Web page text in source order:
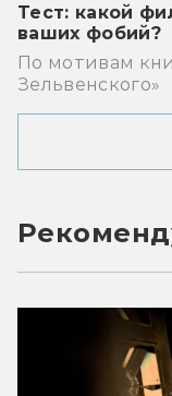
Тест: какой
ваших фобий?
По мотивам
Зельвенского»